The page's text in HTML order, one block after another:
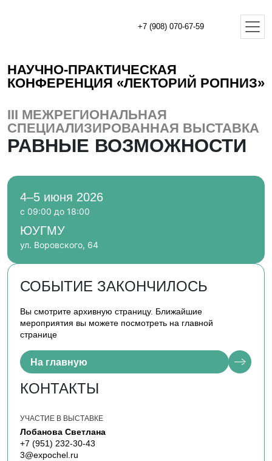
+7 (908) 070-67-59
НАУЧНО-ПРАКТИЧЕСКАЯ
КОНФЕРЕНЦИЯ «ЛЕКТОРИЙ РОПНИЗ»
III МЕЖРЕГИОНАЛЬНАЯ
СПЕЦИАЛИЗИРОВАННАЯ ВЫСТАВКА
РАВНЫЕ ВОЗМОЖНОСТИ
4–5 июня 2026
с 09:00 до 18:00
ЮУГМУ
ул. Воровского, 64
СОБЫТИЕ ЗАКОНЧИЛОСЬ
Вы смотрите архивную страницу. Ближайшие
мероприятия вы можете посмотреть на главной
странице
На главную
КОНТАКТЫ
УЧАСТИЕ В ВЫСТАВКЕ
Лобанова Светлана
+7 (951) 232-30-43
3@expochel.ru